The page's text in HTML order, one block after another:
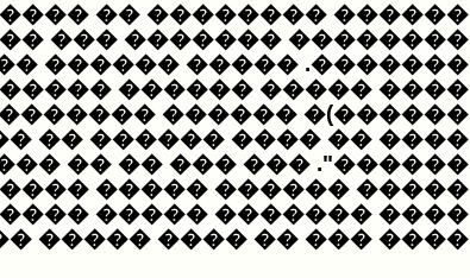
�� ���� ���� ��
��� �� ��������
������ ���� ��� ���
���������: (�����
������ ������� ��� ���
������ �� ���: "�����
��� �� �� ���� �� �����
����� ����� ���� ����
��� �� ���� ����� ����